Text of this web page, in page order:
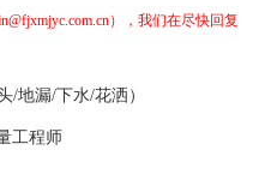
），我们在尽快回复
/地漏/下水/花洒）
工程师